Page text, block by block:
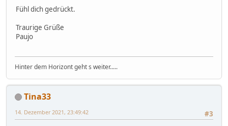
Fühl dich gedrückt.
Traurige Grüße
Paujo
Hinter dem Horizont geht s weiter.....
Tina33
#3
14. Dezember 2021, 23:49:42